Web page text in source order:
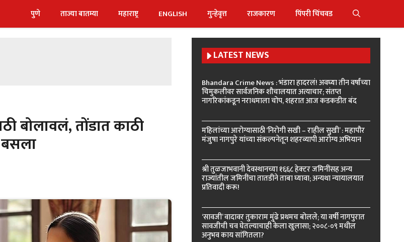
पुणे ताज्या बातम्या महाराष्ट्र ENGLISH गुन्हेवृत्त राजकारण पिंपरी चिंचवड
बोलावलं, तोंडात काठी
LATEST NEWS
Bhandara Crime News : भंडारा हादरलं! अवघ्या तीन वर्षांच्या
चिमुकलीवर सार्वजनिक शौचालयात अत्याचार; संतप्त
नागरिकांकडून नराधमाला चोप, शहरात आज कडकडीत बंद
महिलांच्या आरोग्यासाठी ‘निरोगी सखी – राहील सुखी’ : महापौर
मंजुषा नागपुरे यांच्या संकल्पनेतून शहरव्यापी आरोग्य अभियान
श्री तुळजाभवानी देवस्थानच्या १६६८ हेक्टर जमिनींसह अन्य
राज्यांतील जमिनींचा तातडीने ताबा घ्यावा; अन्यथा न्यायालयात
प्रतिवादी करू!
‘सावजी’ वादावर तुकाराम मुंढे प्रथमच बोलले; या वर्षी नागपुरात
सावजीची चव घेतल्याचाही केला खुलासा; २००८-०९ मधील
अनुभव काय सांगितला?